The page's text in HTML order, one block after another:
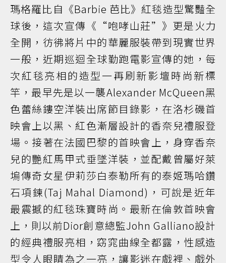
瑪格羅比自《Barbie 芭比》紅毯造型驚豔全
球後，這次宣傳《“咆哮山莊”》更是火力
全開，彷彿將片中的華麗服裝帶到現實世界
一般，近期巡迴全球勤跑電影宣傳的她，每
次紅毯亮相的造型一再刷新影壇時尚新標
竿，最早先是以一襲Alexander McQueen黑
色蕾絲鏤空洋裝出席節目錄影，在洛杉磯首
映會上以黑、紅色漸層設計的香奈兒禮服登
場。接著在法國巴黎的首映會上，身穿香奈
兒的艷紅馬甲式垂墜洋裝，並配戴曾屬好萊
塢傳奇女星伊莉莎白泰勒所有的泰姬瑪哈鑽
石項鍊(Taj Mahal Diamond)，可說是近年
最震撼的紅毯珠寶時尚。最新在倫敦首映會
上，則以前Dior創意總監John Galliano設計
的經典禮服亮相，窈窕曲線全都露，性感造
型令人眼睛為之一亮，讓影迷在戲裡、戲外